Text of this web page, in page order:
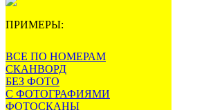
ПРИМЕРЫ:
ВСЕ ПО НОМЕРАМ
СКАНВОРД
БЕЗ ФОТО
С ФОТОГРАФИЯМИ
ФОТОСКАНЫ